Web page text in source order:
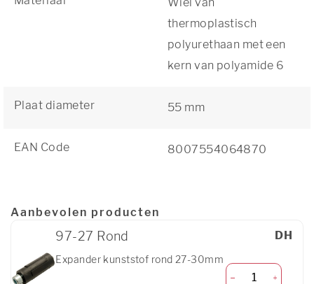
thermoplastisch
polyurethaan met een
kern van polyamide 6
Plaat diameter 55 mm
EAN Code 8007554064870
Aanbevolen producten
DH
97-27 Rond
Expander kunststof rond 27-30mm